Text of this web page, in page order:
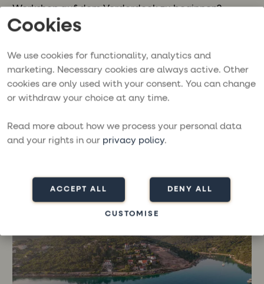
Cookies
We use cookies for functionality, analytics and
marketing. Necessary cookies are always active. Other
cookies are only used with your consent. You can change
or withdraw your choice at any time.
Read more about how we process your personal data
and your rights in our privacy policy.
ACCEPT ALL DENY ALL
CUSTOMISE
Workshop auf dem Vorderdeck zu beginnen?
Lassen Sie das neue Projekt des Jahres ohne
und Vorlagen entstehen.
Während einer Konferenzreise auf einem
Segelboot mit More Sailing besuchen Sie jeden Tag
auch gemütliche Häfen und Küstenstädte. Abends
bleibt genügend Zeit, um das neue Reiseziel zu
Rückkehr zur Arbeit mit gemeinsamen
Erinnerungen und guter Energie trägt oft zu mehr
Tatendrang und Motivation im Alltag bei.